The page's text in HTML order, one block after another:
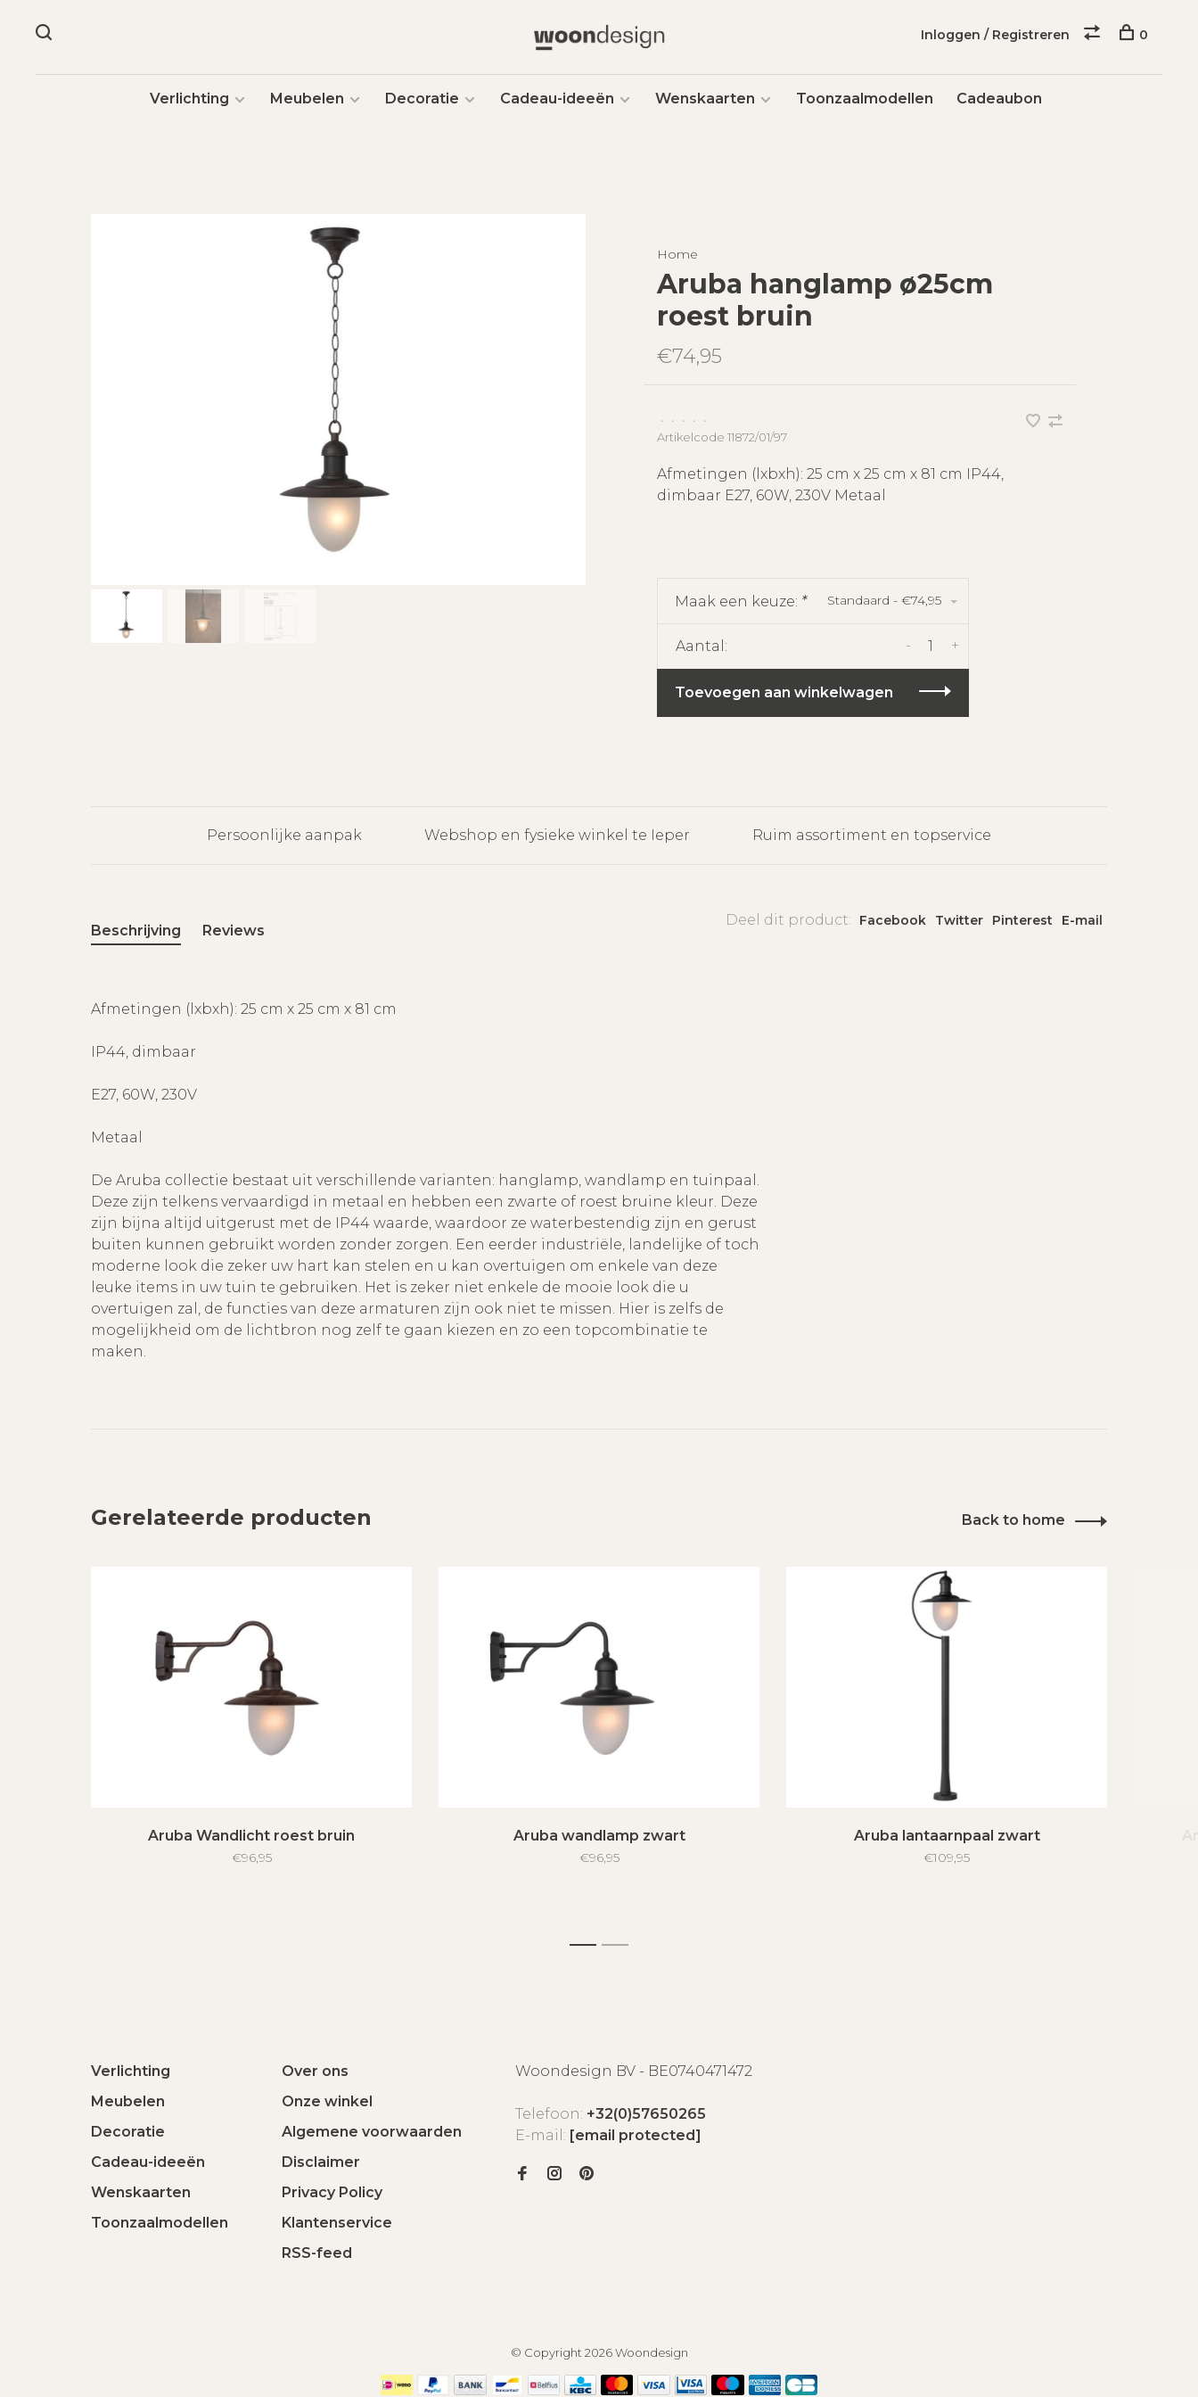
Verlichting Meubelen Decoratie Cadeau-ideeën Wenskaarten Toonzaalmodellen Cadeaubon
Inloggen / Registreren 0
Home
Aruba hanglamp ø25cm
roest bruin
€74,95
• • • •
•
Artikelcode 11872/01/97
Afmetingen (lxbxh): 25 cm x 25 cm x 81 cm IP44,
dimbaar E27, 60W, 230V Metaal
Maak een keuze: * Standaard - €74,95
Aantal: +
-
Toevoegen aan winkelwagen
Persoonlijke aanpak Webshop en fysieke winkel te Ieper Ruim assortiment en topservice
Deel dit product: Facebook Twitter Pinterest E-mail
Beschrijving Reviews
Afmetingen (lxbxh): 25 cm x 25 cm x 81 cm
IP44, dimbaar
E27, 60W, 230V
Metaal
De Aruba collectie bestaat uit verschillende varianten: hanglamp, wandlamp en tuinpaal.
Deze zijn telkens vervaardigd in metaal en hebben een zwarte of roest bruine kleur. Deze
zijn bijna altijd uitgerust met de IP44 waarde, waardoor ze waterbestendig zijn en gerust
buiten kunnen gebruikt worden zonder zorgen. Een eerder industriële, landelijke of toch
moderne look die zeker uw hart kan stelen en u kan overtuigen om enkele van deze
leuke items in uw tuin te gebruiken. Het is zeker niet enkele de mooie look die u
overtuigen zal, de functies van deze armaturen zijn ook niet te missen. Hier is zelfs de
mogelijkheid om de lichtbron nog zelf te gaan kiezen en zo een topcombinatie te
maken.
Gerelateerde producten Back to home
Aruba Wandlicht roest bruin
€96,95
Aruba wandlamp zwart
€96,95
Aruba lantaarnpaal zwart
€109,95
1 2
Verlichting
Meubelen
Decoratie
Cadeau-ideeën
Wenskaarten
Toonzaalmodellen
Over ons
Onze winkel
Algemene voorwaarden
Disclaimer
Privacy Policy
Klantenservice
RSS-feed
Woondesign BV - BE0740471472
Telefoon: +32(0)57650265
E-mail: [email protected]
© Copyright 2026 Woondesign